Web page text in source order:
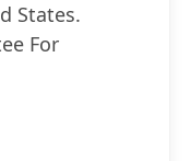
States.
For